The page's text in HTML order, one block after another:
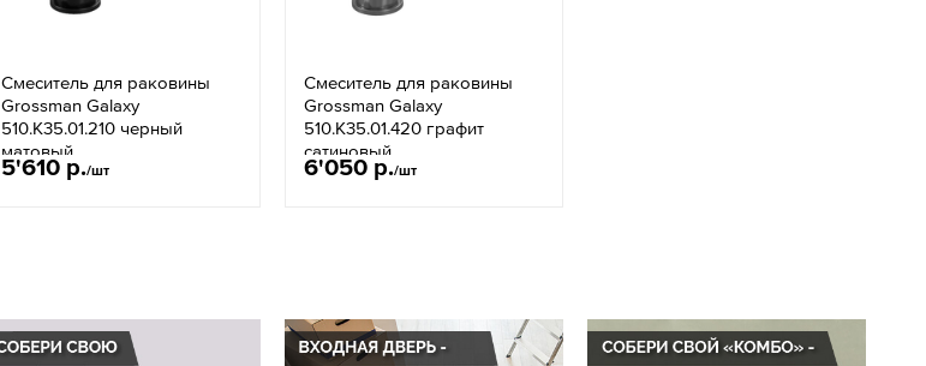
Смеситель для раковины
Grossman Galaxy
510.K35.01.210 черный
матовый
5'610 р./шт
Смеситель для раковины
Grossman Galaxy
510.K35.01.420 графит
сатиновый
6'050 р./шт